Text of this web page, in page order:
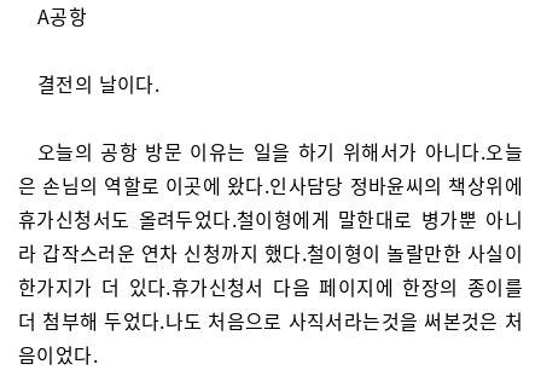
A공항
결전의 날이다.
오늘의 공항 방문 이유는 일을 하기 위해서가 아니다.오늘
은 손님의 역할로 이곳에 왔다.인사담당 정바윤씨의 책상위에
휴가신청서도 올려두었다.철이형에게 말한대로 병가뿐 아니
라 갑작스러운 연차 신청까지 했다.철이형이 놀랄만한 사실이
한가지가 더 있다.휴가신청서 다음 페이지에 한장의 종이를
더 첨부해 두었다.나도 처음으로 사직서라는것을 써본것은 처
음이었다.